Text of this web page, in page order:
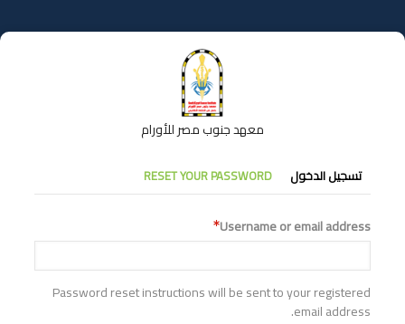
إلى
المحتوى
معهد جنوب مصر للأورام
التبويبات
الأساسية
تسجيل الدخول RESET YOUR PASSWORD
Username or email address
Password reset instructions will be sent to your registered
email address.